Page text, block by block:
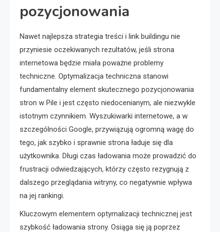
pozycjonowania
Nawet najlepsza strategia treści i link buildingu nie
przyniesie oczekiwanych rezultatów, jeśli strona
internetowa będzie miała poważne problemy
techniczne. Optymalizacja techniczna stanowi
fundamentalny element skutecznego pozycjonowania
stron w Pile i jest często niedocenianym, ale niezwykle
istotnym czynnikiem. Wyszukiwarki internetowe, a w
szczególności Google, przywiązują ogromną wagę do
tego, jak szybko i sprawnie strona ładuje się dla
użytkownika. Długi czas ładowania może prowadzić do
frustracji odwiedzających, którzy często rezygnują z
dalszego przeglądania witryny, co negatywnie wpływa
na jej rankingi.
Kluczowym elementem optymalizacji technicznej jest
szybkość ładowania strony. Osiąga się ją poprzez